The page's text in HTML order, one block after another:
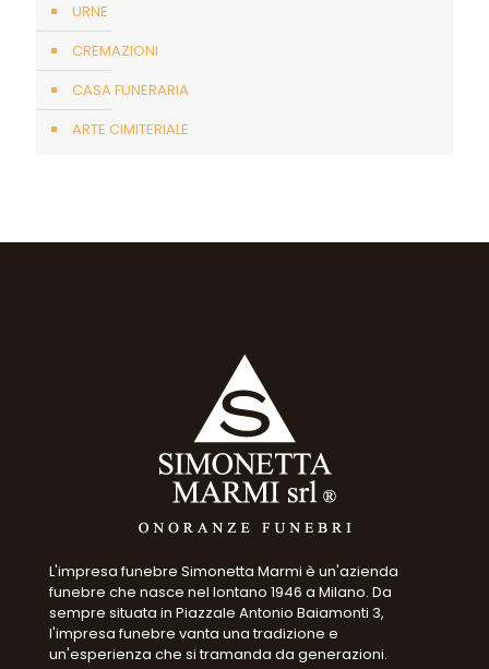
URNE
CREMAZIONI
CASA FUNERARIA
ARTE CIMITERIALE
L'impresa funebre Simonetta Marmi è un'azienda
funebre che nasce nel lontano 1946 a Milano. Da
sempre situata in Piazzale Antonio Baiamonti 3,
l'impresa funebre vanta una tradizione e
un'esperienza che si tramanda da generazioni.